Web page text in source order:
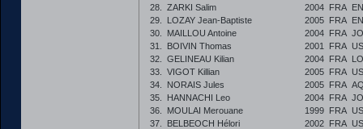
28.
ZARKI Salim 2004 FRA
29.
LOZAY Jean-Baptiste 2005 FRA
30.
MAILLOU Antoine 2004 FRA
31.
BOIVIN Thomas 2001 FRA
32.
GELINEAU Kilian 2004 FRA
33.
VIGOT Killian 2005 FRA
34.
NORAIS Jules 2005 FRA
35.
HANNACHI Leo 2004 FRA
36.
MOULAI Merouane 1999 FRA
37.
BELBEOCH Hélori 2002 FRA